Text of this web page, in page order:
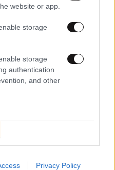
website or app.
storage
storage
authentication
and other
Privacy Policy
Η Ρένα Δούρου